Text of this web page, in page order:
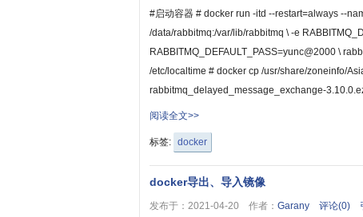
#启动容器 # docker run -itd --restart=always --
/data/rabbitmq:/var/lib/rabbitmq \ -e
RABBITMQ_DEFAULT_PASS=yunc@2000 \
/etc/localtime # docker cp /usr/share/zoneinfo/
rabbitmq_delayed_message_exchange-
阅读全文>>
标签: docker
docker导出、导入镜像
发布于：2021-04-20 作者： Garany 评论(0)